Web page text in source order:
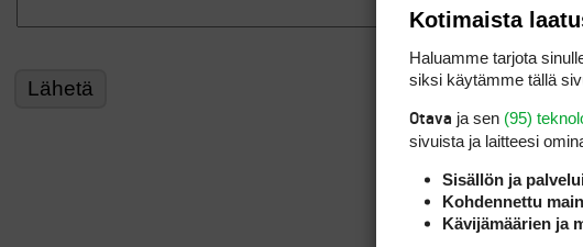
Kotimaista
Haluamme tarjota
siksi käytämme tällä
Otava ja sen (95)
sivuista ja laitteesi
Sisällön ja
Kohdennettu
Kävijämäärien ja